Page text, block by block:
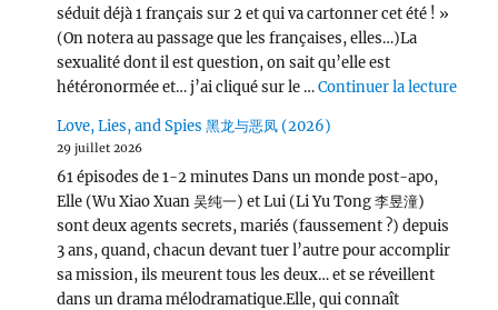
séduit déjà 1 français sur 2 et qui va cartonner cet été ! »
(On notera au passage que les françaises, elles…)La
sexualité dont il est question, on sait qu’elle est
hétéronormée et… j’ai cliqué sur le …Continuer la lecturede «
Love, Lies, and Spies 黑龙与恶凤 (2026)
29 juillet 2026
61 épisodes de 1-2 minutes Dans un monde post-apo,
Elle (Wu Xiao Xuan 吴纯一) et Lui (Li Yu Tong 李昱潼)
sont deux agents secrets, mariés (faussement ?) depuis
3 ans, quand, chacun devant tuer l’autre pour accomplir
sa mission, ils meurent tous les deux… et se réveillent
dans un drama mélodramatique.Elle, qui connaît